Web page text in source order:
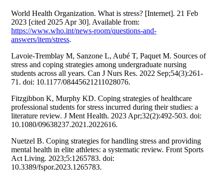
World Health Organization. What is stress? [Internet]. 21 Feb
2023 [cited 2025 Apr 30]. Available from:
https://www.who.int/news-room/questions-and-
answers/item/stress.
Lavoie-Tremblay M, Sanzone L, Aubé T, Paquet M. Sources of
stress and coping strategies among undergraduate nursing
students across all years. Can J Nurs Res. 2022 Sep;54(3):261-
71. doi: 10.1177/08445621211028076.
Fitzgibbon K, Murphy KD. Coping strategies of healthcare
professional students for stress incurred during their studies: a
literature review. J Ment Health. 2023 Apr;32(2):492-503. doi:
10.1080/09638237.2021.2022616.
Nuetzel B. Coping strategies for handling stress and providing
mental health in elite athletes: a systematic review. Front Sports
Act Living. 2023;5:1265783. doi:
10.3389/fspor.2023.1265783.